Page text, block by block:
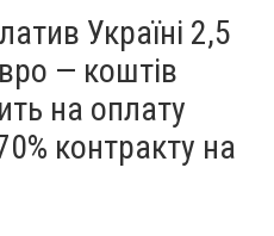
Україні 2,5
— коштів
на оплату
контракту на